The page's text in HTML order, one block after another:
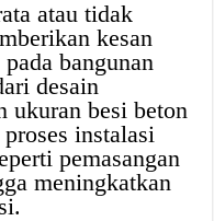
atau tidak
kesan
bangunan
desain
ukuran besi beton
instalasi
pemasangan
meningkatkan